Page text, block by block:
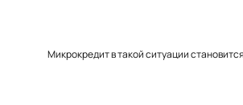
Микрокредит в такой ситуации становится